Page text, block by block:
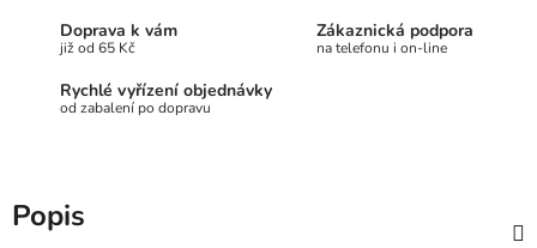
Doprava k vám
již od 65 Kč
Zákaznická podpora
na telefonu i on-line
Rychlé vyřízení objednávky
od zabalení po dopravu
Popis